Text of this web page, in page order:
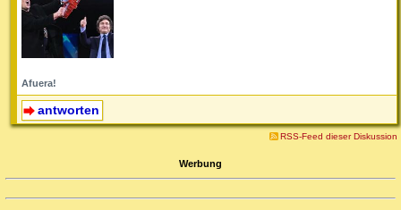
Afuera!
antworten
RSS-Feed dieser Diskussion
Werbung